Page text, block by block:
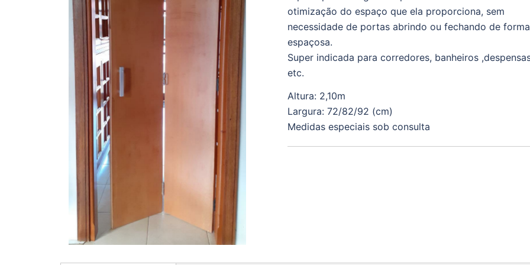
otimização do espaço que ela proporciona, sem
necessidade de portas abrindo ou fechando de forma
espaçosa.
Super indicada para corredores, banheiros
etc.
Altura: 2,10m
Largura: 72/82/92 (cm)
Medidas especiais sob consulta